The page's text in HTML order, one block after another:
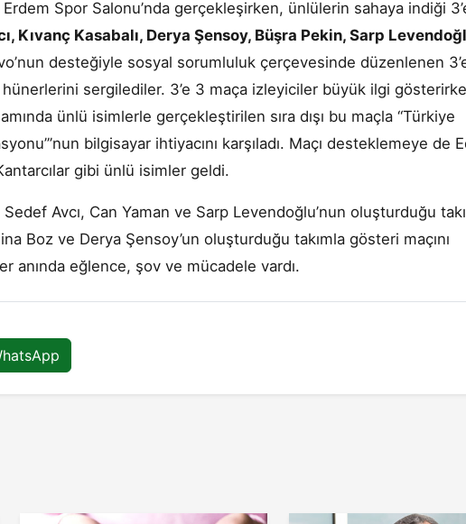
Spor Salonu’nda gerçekleşirken, ünlülerin sahaya indiği
Kıvanç Kasabalı, Derya Şensoy, Büşra Pekin, Sarp
desteğiyle sosyal sorumluluk çerçevesinde düzenlenen
hünerlerini sergilediler. 3’e 3 maça izleyiciler büyük ilgi
ünlü isimlerle gerçekleştirilen sıra dışı bu maçla “Türkiye
bilgisayar ihtiyacını karşıladı. Maçı desteklemeye de
gibi ünlü isimler geldi.
Avcı, Can Yaman ve Sarp Levendoğlu’nun oluşturduğu
Boz ve Derya Şensoy’un oluşturduğu takımla gösteri maçını
anında eğlence, şov ve mücadele vardı.